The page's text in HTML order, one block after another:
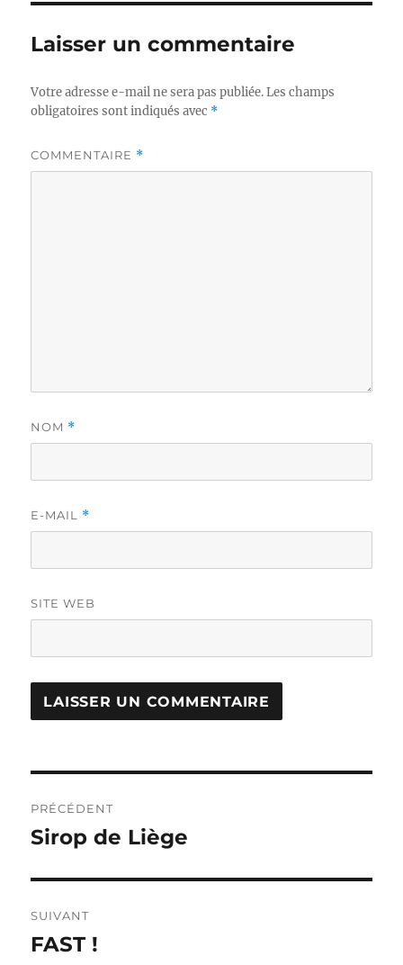
Laisser un commentaire
Votre adresse e-mail ne sera pas publiée. Les champs
obligatoires sont indiqués avec *
COMMENTAIRE *
NOM *
E-MAIL *
SITE WEB
de
PRÉCÉDENT
Publication
Sirop de Liège
SUIVANT
Publication
FAST !